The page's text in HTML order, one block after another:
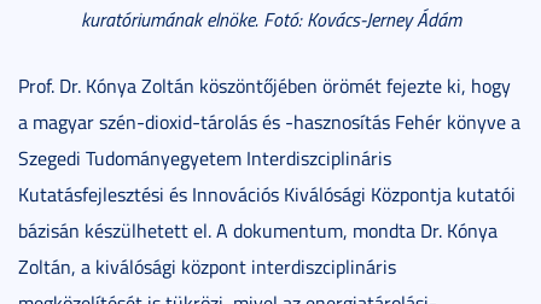
kuratóriumának elnöke. Fotó: Kovács-Jerney Ádám
Prof. Dr. Kónya Zoltán köszöntőjében örömét fejezte ki, hogy
a magyar szén-dioxid-tárolás és -hasznosítás Fehér könyve a
Szegedi Tudományegyetem Interdiszciplináris
Kutatásfejlesztési és Innovációs Kiválósági Központja kutatói
bázisán készülhetett el. A dokumentum, mondta Dr. Kónya
Zoltán, a kiválósági központ interdiszciplináris